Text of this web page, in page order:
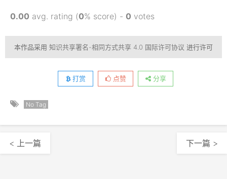
0.00 avg. rating (0% score) - 0 votes
本作品采用 知识共享署名-相同方式共享 4.0 国际许可协议 进行许可
打赏 点赞 分享
No Tag
< 上一篇 下一篇 >